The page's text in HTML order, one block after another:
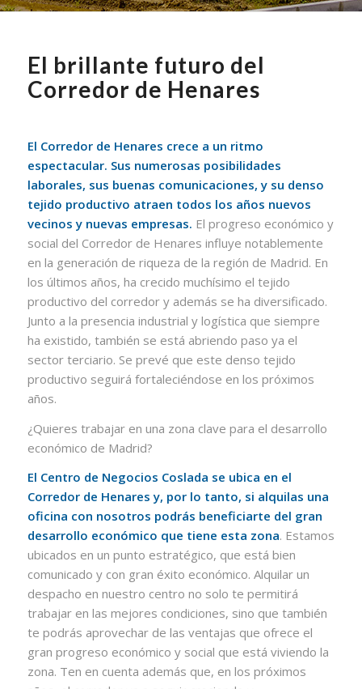
El brillante futuro del
Corredor de Henares
El Corredor de Henares crece a un ritmo
espectacular. Sus numerosas posibilidades
laborales, sus buenas comunicaciones, y su denso
tejido productivo atraen todos los años nuevos
vecinos y nuevas empresas. El progreso económico y
social del Corredor de Henares influye notablemente
en la generación de riqueza de la región de Madrid. En
los últimos años, ha crecido muchísimo el tejido
productivo del corredor y además se ha diversificado.
Junto a la presencia industrial y logística que siempre
ha existido, también se está abriendo paso ya el
sector terciario. Se prevé que este denso tejido
productivo seguirá fortaleciéndose en los próximos
años.
¿Quieres trabajar en una zona clave para el desarrollo
económico de Madrid?
El Centro de Negocios Coslada se ubica en el
Corredor de Henares y, por lo tanto, si alquilas una
oficina con nosotros podrás beneficiarte del gran
desarrollo económico que tiene esta zona. Estamos
ubicados en un punto estratégico, que está bien
comunicado y con gran éxito económico. Alquilar un
despacho en nuestro centro no solo te permitirá
trabajar en las mejores condiciones, sino que también
te podrás aprovechar de las ventajas que ofrece el
gran progreso económico y social que está viviendo la
zona. Ten en cuenta además que, en los próximos